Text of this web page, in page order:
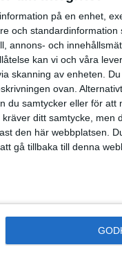
på en enhet,
och
annons- och
kan vi och våra
skanning av enheten.
ovan.
du samtycker eller för att
ditt samtycke, men
den här webbplatsen.
gå tillbaka till denna